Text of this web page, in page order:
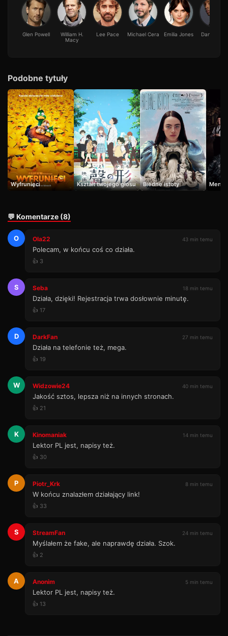
Glen Powell
William H.
Macy
Lee Pace Michael Cera Emilia Jones Daniel Ezra
Podobne tytuły
Wyfrunięci Kształt twojego głosu Biedne istoty Menu
💬 Komentarze (8)
O Ola22 43 min temu
Polecam, w końcu coś co działa.
👍 3
S Seba 18 min temu
Działa, dzięki! Rejestracja trwa dosłownie minutę.
👍 17
D DarkFan 27 min temu
Działa na telefonie też, mega.
👍 19
W Widzowie24 40 min temu
Jakość sztos, lepsza niż na innych stronach.
👍 21
K Kinomaniak 14 min temu
Lektor PL jest, napisy też.
👍 30
P Piotr_Krk 8 min temu
W końcu znalazłem działający link!
👍 33
S StreamFan 24 min temu
Myślałem że fake, ale naprawdę działa. Szok.
👍 2
A Anonim 5 min temu
Lektor PL jest, napisy też.
👍 13